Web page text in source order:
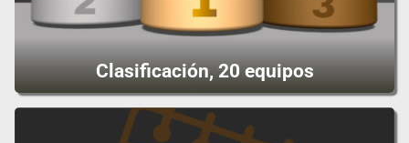
Clasificación, 20 equipos